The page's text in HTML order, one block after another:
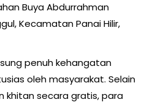
Buya Abdurrahman
Kecamatan Panai Hilir,
penuh kehangatan
oleh masyarakat. Selain
khitan secara gratis, para